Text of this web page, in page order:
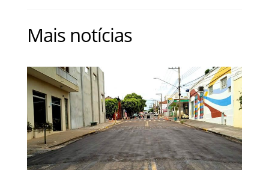
Mais notícias